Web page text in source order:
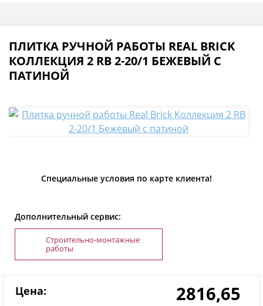
ПЛИТКА РУЧНОЙ РАБОТЫ REAL BRICK
КОЛЛЕКЦИЯ 2 RB 2-20/1 БЕЖЕВЫЙ С
ПАТИНОЙ
Специальные условия по карте клиента!
Дополнительный сервис:
Строительно-монтажные
работы
Цена: 2816,65